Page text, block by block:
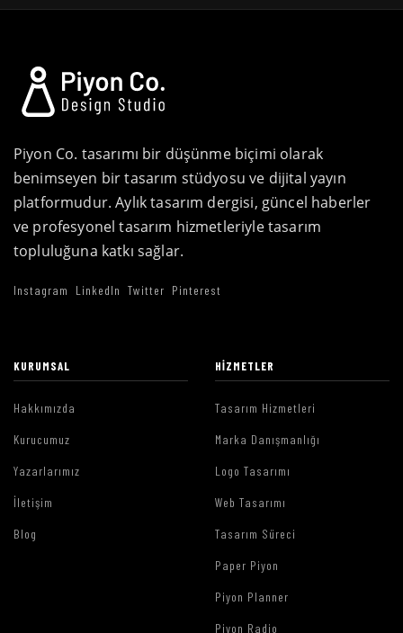
Piyon Co. tasarımı bir düşünme biçimi olarak
benimseyen bir tasarım stüdyosu ve dijital yayın
platformudur. Aylık tasarım dergisi, güncel haberler
ve profesyonel tasarım hizmetleriyle tasarım
topluluğuna katkı sağlar.
Instagram LinkedIn Twitter Pinterest
KURUMSAL
Hakkımızda
Kurucumuz
Yazarlarımız
İletişim
Blog
HIZMETLER
Tasarım Hizmetleri
Marka Danışmanlığı
Logo Tasarımı
Web Tasarımı
Tasarım Süreci
Paper Piyon
Piyon Planner
Piyon Radio